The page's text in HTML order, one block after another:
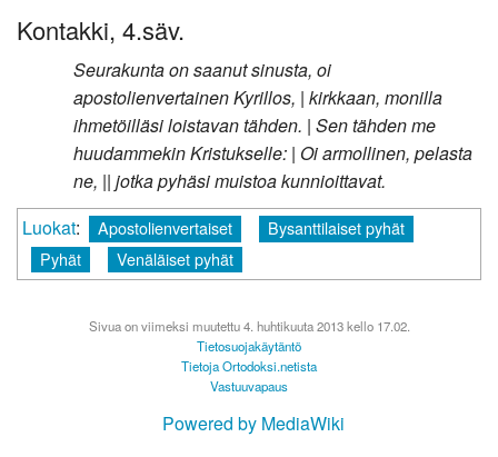
Kontakki, 4.säv.
Seurakunta on saanut sinusta, oi
apostolienvertainen Kyrillos, | kirkkaan, monilla
ihmetöilläsi loistavan tähden. | Sen tähden me
huudammekin Kristukselle: | Oi armollinen, pelasta
ne, || jotka pyhäsi muistoa kunnioittavat.
Luokat: Apostolienvertaiset
Bysanttilaiset pyhät
Pyhät
Venäläiset pyhät
Sivua on viimeksi muutettu 4. huhtikuuta 2013 kello 17.02.
Tietosuojakäytäntö
Tietoja Ortodoksi.netista
Vastuuvapaus
Powered by MediaWiki